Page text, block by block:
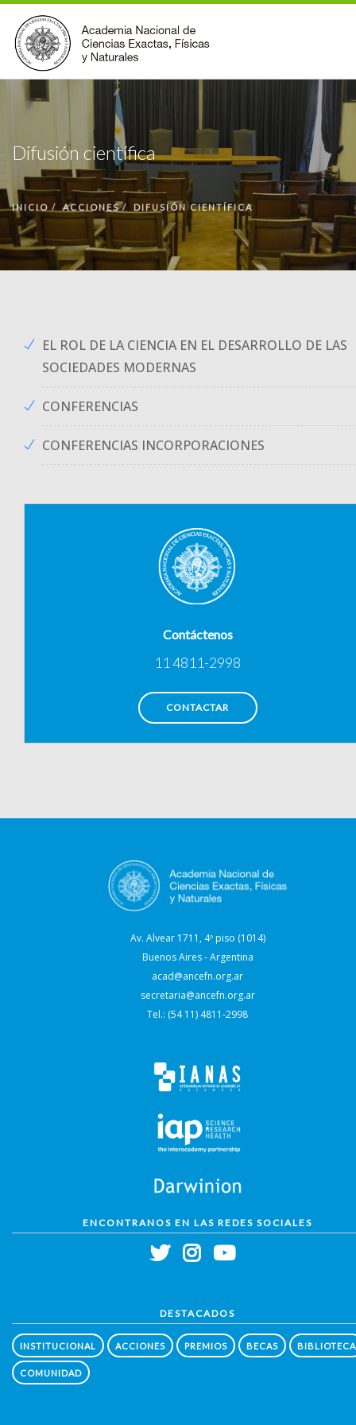
INSTITUCIONAL
PREMIOS
BECAS
BIBLIOTECA
COMUNIDAD
VOLVER A LA PÁGINA INICIAL
BUSCAR EN ANCEFN
Difusión científica
INICIO ACCIONES DIFUSIÓN CIENTÍFICA
EL ROL DE LA CIENCIA EN EL DESARROLLO DE LAS
SOCIEDADES MODERNAS
CONFERENCIAS
CONFERENCIAS INCORPORACIONES
Contáctenos
11 4811-2998
CONTACTAR
Av. Alvear 1711, 4º piso (1014)
Buenos Aires - Argentina
acad@ancefn.org.ar
secretaria@ancefn.org.ar
Tel.: (54 11) 4811-2998
ENCONTRANOS EN LAS REDES SOCIALES
DESTACADOS
INSTITUCIONAL ACCIONES PREMIOS BECAS BIBLIOTECA
COMUNIDAD